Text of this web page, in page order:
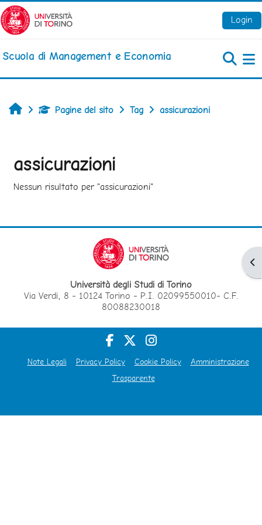
Vai al contenuto principale
Login
Scuola di Management e Economia
HomePagine del sito Tag assicurazioni
assicurazioni
Nessun risultato per "assicurazioni"
Università degli Studi di Torino
Via Verdi, 8 - 10124 Torino - P.I. 02099550010- C.F.
80088230018
Note Legali Privacy Policy Cookie Policy
Amministrazione
Trasparente